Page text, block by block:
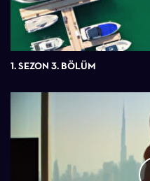
1. SEZON 3. BÖLÜM